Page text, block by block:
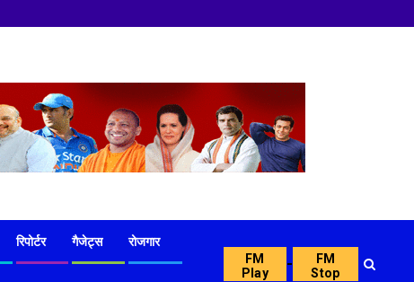
रिपोर्टर गैजेट्स रोजगार
FM
Play
-
FM
Stop